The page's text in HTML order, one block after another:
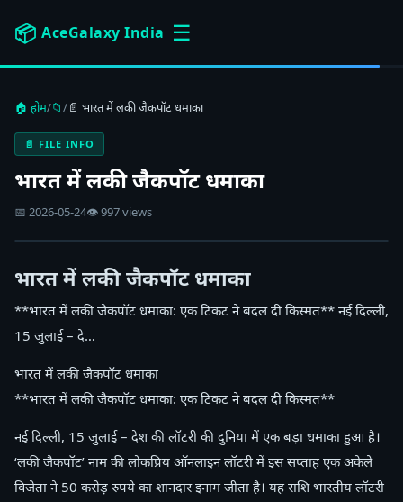
📦 AceGalaxy India ☰
🏠 होम/📁/📄 भारत में लकी जैकपॉट धमाका
📄 FILE INFO
भारत में लकी जैकपॉट धमाका
📅 2026-05-24👁 997 views
भारत में लकी जैकपॉट धमाका
**भारत में लकी जैकपॉट धमाका: एक टिकट ने बदल दी किस्मत** नई दिल्ली,
15 जुलाई – दे…
भारत में लकी जैकपॉट धमाका
**भारत में लकी जैकपॉट धमाका: एक टिकट ने बदल दी किस्मत**
नई दिल्ली, 15 जुलाई – देश की लॉटरी की दुनिया में एक बड़ा धमाका हुआ है।
‘लकी जैकपॉट’ नाम की लोकप्रिय ऑनलाइन लॉटरी में इस सप्ताह एक अकेले
विजेता ने 50 करोड़ रुपये का शानदार इनाम जीता है। यह राशि भारतीय लॉटरी